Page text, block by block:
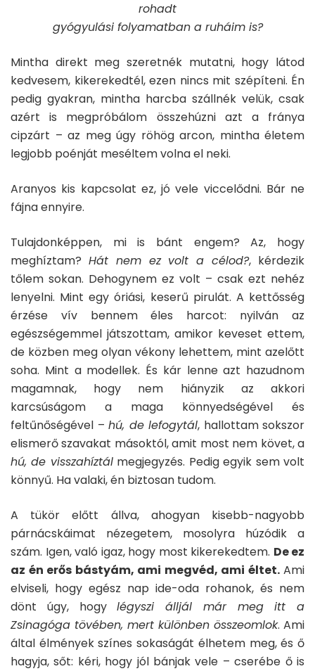
rohadt
gyógyulási folyamatban a ruháim is?
Mintha direkt meg szeretnék mutatni, hogy látod
kedvesem, kikerekedtél, ezen nincs mit szépíteni. Én
pedig gyakran, mintha harcba szállnék velük, csak
azért is megpróbálom összehúzni azt a fránya
cipzárt – az meg úgy röhög arcon, mintha életem
legjobb poénját meséltem volna el neki.
Aranyos kis kapcsolat ez, jó vele viccelődni. Bár ne
fájna ennyire.
Tulajdonképpen, mi is bánt engem? Az, hogy
meghíztam? Hát nem ez volt a célod?, kérdezik
tőlem sokan. Dehogynem ez volt – csak ezt nehéz
lenyelni. Mint egy óriási, keserű pirulát. A kettősség
érzése vív bennem éles harcot: nyilván az
egészségemmel játszottam, amikor keveset ettem,
de közben meg olyan vékony lehettem, mint azelőtt
soha. Mint a modellek. És kár lenne azt hazudnom
magamnak, hogy nem hiányzik az akkori
karcsúságom a maga könnyedségével és
feltűnőségével – hú, de lefogytál, hallottam sokszor
elismerő szavakat másoktól, amit most nem követ, a
hú, de visszahíztálmegjegyzés. Pedig egyik sem volt
könnyű. Ha valaki, én biztosan tudom.
A tükör előtt állva, ahogyan kisebb-nagyobb
párnácskáimat nézegetem, mosolyra húzódik a
szám. Igen, való igaz, hogy most kikerekedtem. De ez
az én erős bástyám, ami megvéd, ami éltet.Ami
elviseli, hogy egész nap ide-oda rohanok, és nem
dönt úgy, hogylégyszi álljál már meg itt a
Zsinagóga tövében, mert különben összeomlok. Ami
által élmények színes sokaságát élhetem meg, és ő
hagyja, sőt: kéri, hogy jól bánjak vele – cserébe ő is